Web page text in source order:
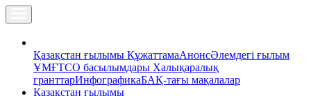
Қазақстан ғылымы ҚұжаттамаАнонсӘлемдегі ғылым
ҰМҒТСО басылымдары Халықаралық
гранттарИнфографикаБАҚ-тағы мақалалар
Қазақстан ғылымы